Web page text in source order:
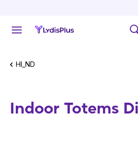
HI_ND
Indoor Totems